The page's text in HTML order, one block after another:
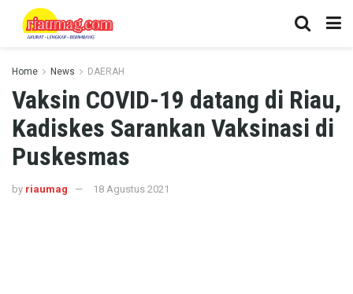
Home News DAERAH
Vaksin COVID-19 datang di Riau,
Kadiskes Sarankan Vaksinasi di
Puskesmas
by riaumag 18 Agustus 2021